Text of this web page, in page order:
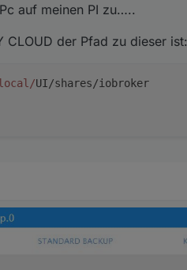
auf meinen PI zu…..
CLOUD der Pfad zu dieser ist:
UI/shares/iobroker